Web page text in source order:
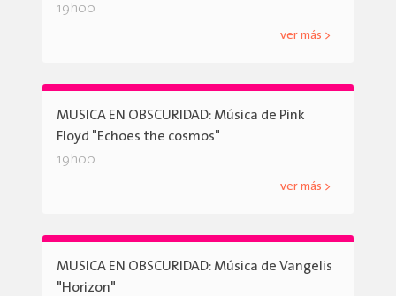
19h00
ver más >
MUSICA EN OBSCURIDAD: Música de Pink
Floyd "Echoes the cosmos"
19h00
ver más >
MUSICA EN OBSCURIDAD: Música de Vangelis
"Horizon"